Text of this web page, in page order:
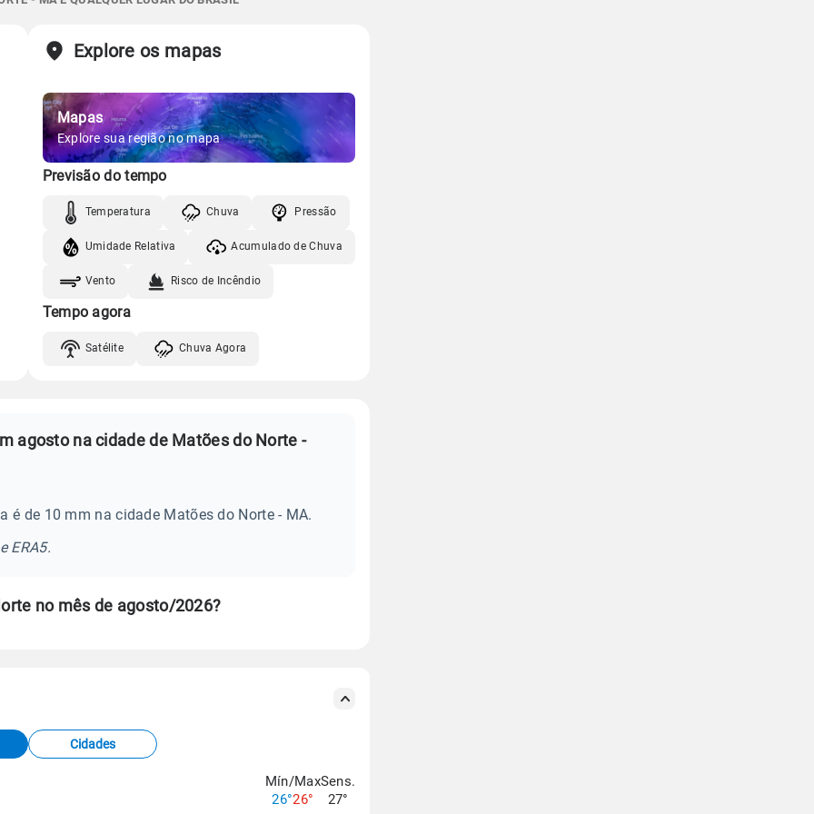
Vento Umidade
06:04h às 18:03h
Minguante
Gráfico
Vento Umidade
Explore os mapas
Mapas
Explore sua região no mapa
Previsão do tempo
Temperatura Chuva Pressão
Umidade Relativa Acumulado de Chuva
Vento Risco de Incêndio
Tempo agora
Satélite Chuva Agora
agosto na cidade de Matões do Norte -
é de 10 mm na cidade Matões do Norte - MA.
ERA5.
no mês de agosto/2026?
Cidades
Mín/Max
26°26°
Sens.
27°